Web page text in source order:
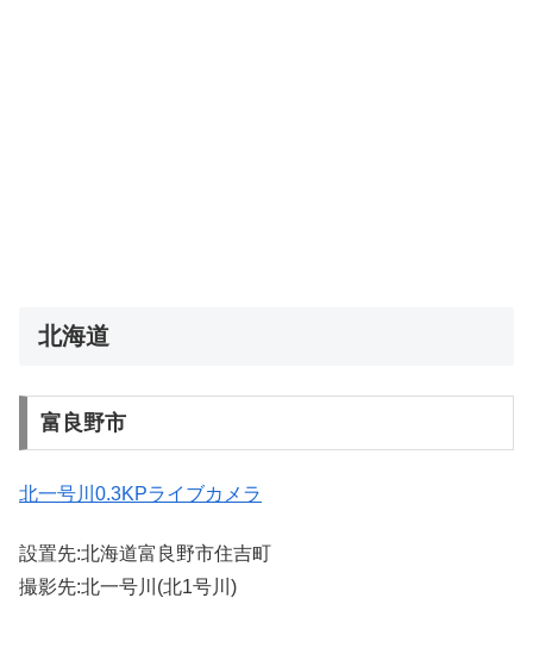
北海道
富良野市
北一号川0.3KPライブカメラ
設置先:北海道富良野市住吉町
撮影先:北一号川(北1号川)